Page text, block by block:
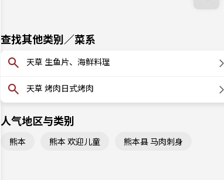
查找其他类别／菜系
天草 生鱼片、海鲜料理
天草 烤肉日式烤肉
人气地区与类别
熊本 熊本 欢迎儿童 熊本县 马肉刺身